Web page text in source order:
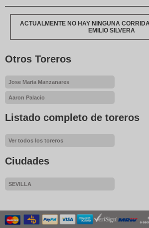
ACTUALMENTE NO HAY NINGUNA
EMILIO SILVERA
Otros Toreros
Jose Maria Manzanares
Aaron Palacio
Listado completo de toreros
Ver todos los toreros
Ciudades
SEVILLA